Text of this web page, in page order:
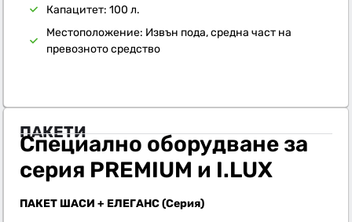
Капацитет: 100 л.
Местоположение: Извън пода, средна част на
превозното средство
ПАКЕТИ
Специално оборудване за
серия PREMIUM и I.LUX
ПАКЕТ ШАСИ + ЕЛЕГАНС (Серия)